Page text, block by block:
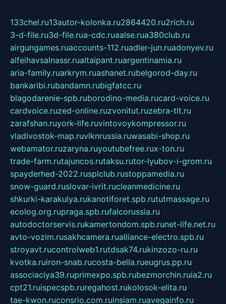
133chel.ru13autor-kolonka.ru2864420.ru2rich.ru
3-d-file.ru3d-file.rua-cdc.ruaalse.rua380club.ru
airgungames.ruaccounts-112.ruadler-jun.ruadonyev.ru
alfeihavsalnassr.rualtaipant.ruargentinamia.ru
aria-family.ruarkrym.ruashanet.rubelgorod-day.ru
bankaribi.rubandamn.rubigfatcc.ru
blagodarenie-spb.ruborodino-media.rucard-voice.ru
cardvoice.ruzed-online.ruzvonitut.ruzebra-tlt.ru
zarafshan.ruyork-life.ruvintovoykompressor.ru
vladivostok-map.ruvlknrussia.ruwasabi-shop.ru
webamator.ruzaryna.ruyoutubefree.rux-ton.ru
trade-farm.rutajuncos.rutaksu.rutor-lyubov-i-grom.ru
spayderhed-2022.rusplclub.rustoppamedia.ru
snow-guard.ruslovar-ivrit.rucleanmedicine.ru
shkurki-karakulya.rukanotiforet.spb.rututmassage.ru
ecolog.org.rupraga.spb.rufalcorussia.ru
autodoctorservis.rukamertondom.spb.runet-life.net.ru
avto-vozim.rusakhcamera.rualliance-electro.spb.ru
stroyavt.rucontrolweb1.rutdsak74.rukinzozo-ru.ru
kvotka.ruiron-snab.rucosta-bella.rueugrus.pp.ru
associaciya39.ruprimexpo.spb.rubezmorchin.ruia2.ru
cpt21.ruispecspb.ruregahost.rukolosok-elita.ru
tae-kwon.ruconsrio.com.ruinsiam.ruavegainfo.ru